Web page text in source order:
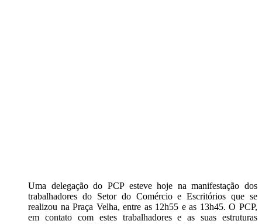
Uma delegação do PCP esteve hoje na manifestação dos
trabalhadores do Setor do Comércio e Escritórios que se
realizou na Praça Velha, entre as 12h55 e as 13h45. O PCP,
em contato com estes trabalhadores e as suas estruturas